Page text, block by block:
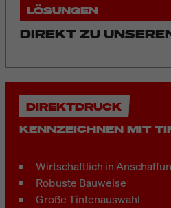
LÖSUNGEN
DIREKT ZU
DIREKTDRUCK
KENNZEICHNEN MIT
Wirtschaftlich in
Robuste Bauweise
Große Tintenauswahl